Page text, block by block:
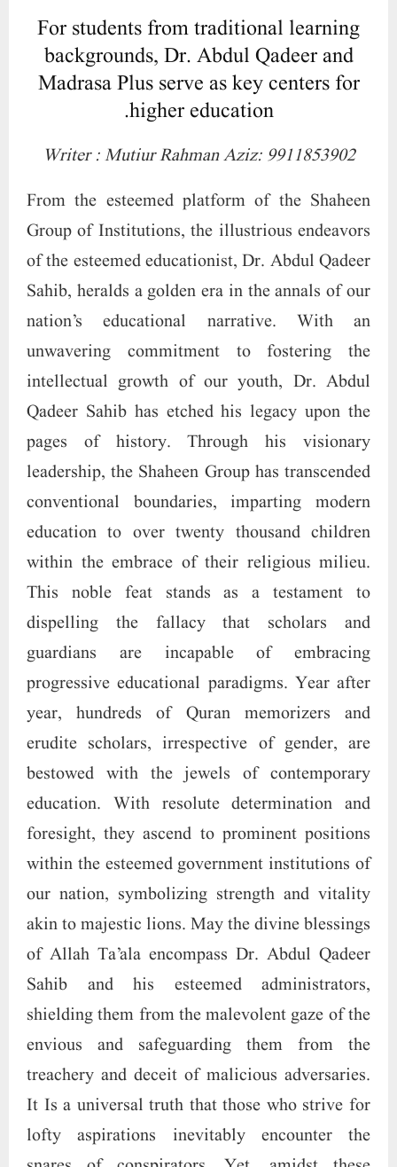
For students from traditional learning
backgrounds, Dr. Abdul Qadeer and
Madrasa Plus serve as key centers for
higher education.
Writer : Mutiur Rahman Aziz: 9911853902
From the esteemed platform of the Shaheen
Group of Institutions, the illustrious endeavors
of the esteemed educationist, Dr. Abdul Qadeer
Sahib, heralds a golden era in the annals of our
nation’s educational narrative. With an
unwavering commitment to fostering the
intellectual growth of our youth, Dr. Abdul
Qadeer Sahib has etched his legacy upon the
pages of history. Through his visionary
leadership, the Shaheen Group has transcended
conventional boundaries, imparting modern
education to over twenty thousand children
within the embrace of their religious milieu.
This noble feat stands as a testament to
dispelling the fallacy that scholars and
guardians are incapable of embracing
progressive educational paradigms. Year after
year, hundreds of Quran memorizers and
erudite scholars, irrespective of gender, are
bestowed with the jewels of contemporary
education. With resolute determination and
foresight, they ascend to prominent positions
within the esteemed government institutions of
our nation, symbolizing strength and vitality
akin to majestic lions. May the divine blessings
of Allah Ta’ala encompass Dr. Abdul Qadeer
Sahib and his esteemed administrators,
shielding them from the malevolent gaze of the
envious and safeguarding them from the
treachery and deceit of malicious adversaries.
It Is a universal truth that those who strive for
lofty aspirations inevitably encounter the